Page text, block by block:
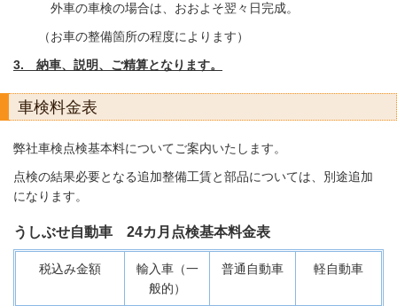
外車の車検の場合は、おおよそ翌々日完成。
（お車の整備箇所の程度によります）
3. 納車、説明、ご精算となります。
車検料金表
弊社車検点検基本料についてご案内いたします。
点検の結果必要となる追加整備工賃と部品については、別途追加
になります。
うしぶせ自動車 24カ月点検基本料金表
税込み金額
輸入車（一
般的）
普通自動車 軽自動車